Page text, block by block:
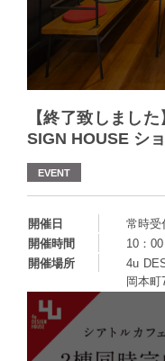
【終了致しまし
SIGN HOUSE シ
EVENT
開催日
常時受
開催時間
10：
開催場所
4u
岡本町